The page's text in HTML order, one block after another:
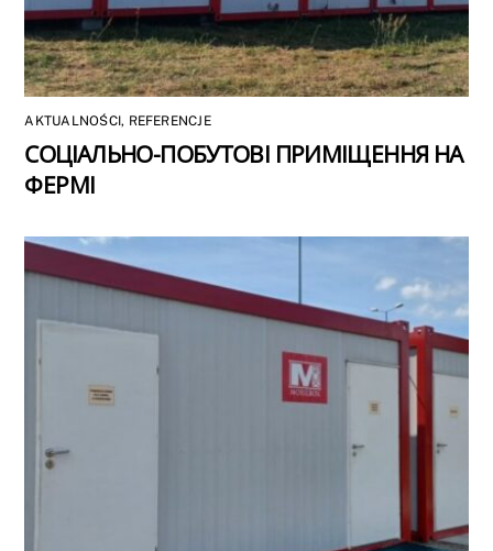
AKTUALNOŚCI, REFERENCJE
СОЦІАЛЬНО-ПОБУТОВІ ПРИМІЩЕННЯ НА
ФЕРМІ